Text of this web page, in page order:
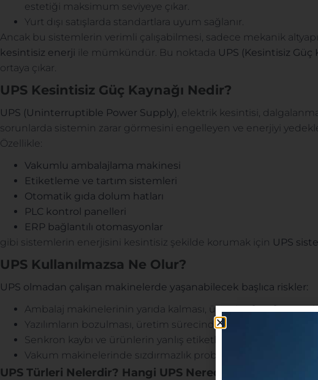
estetiği maksimum seviyeye çıkar.
Yurt dışı satışlarda standartlara uyum sağlanır.
Ancak bu sistemlerin verimli çalışabilmesi, sadece mekanik
kesintisiz enerji ile mümkündür. Bu noktada UPS (Kesintisiz Güç
ortaya çıkar.
UPS Kesintisiz Güç Kaynağı Nedir?
UPS (Uninterruptible Power Supply), elektrik kesintisi,
sorunlarda sistemin zarar görmesini engelleyen ve enerjiyi
Özellikle:
Vakumlu ambalajlama makinesi
Etiketleme ve tartım sistemleri
Otomatik gıda dolum hatları
PLC kontrol panelleri
ERP bağlantılı otomasyonlar
gibi sistemlerin enerjisini kesintisiz şekilde korumak için UPS
UPS Kullanılmazsa Ne Olur?
UPS olmadan çalışan makinelerde yaşanabilecek başlıca riskler:
Ambalaj makinelerinin yarıda kalması, ürün israfı ve fireye yol
Yazılımların bozulması, üretim sürecinde veri kaybı yaşanması.
Senkron kaybı ve ürünlerin yanlış etiketlenmesi.
Vakum makinelerinde sızdırmazlık problemleri ve müşteri
UPS Türleri Nelerdir? Hangi UPS Nerede Kullanılır?